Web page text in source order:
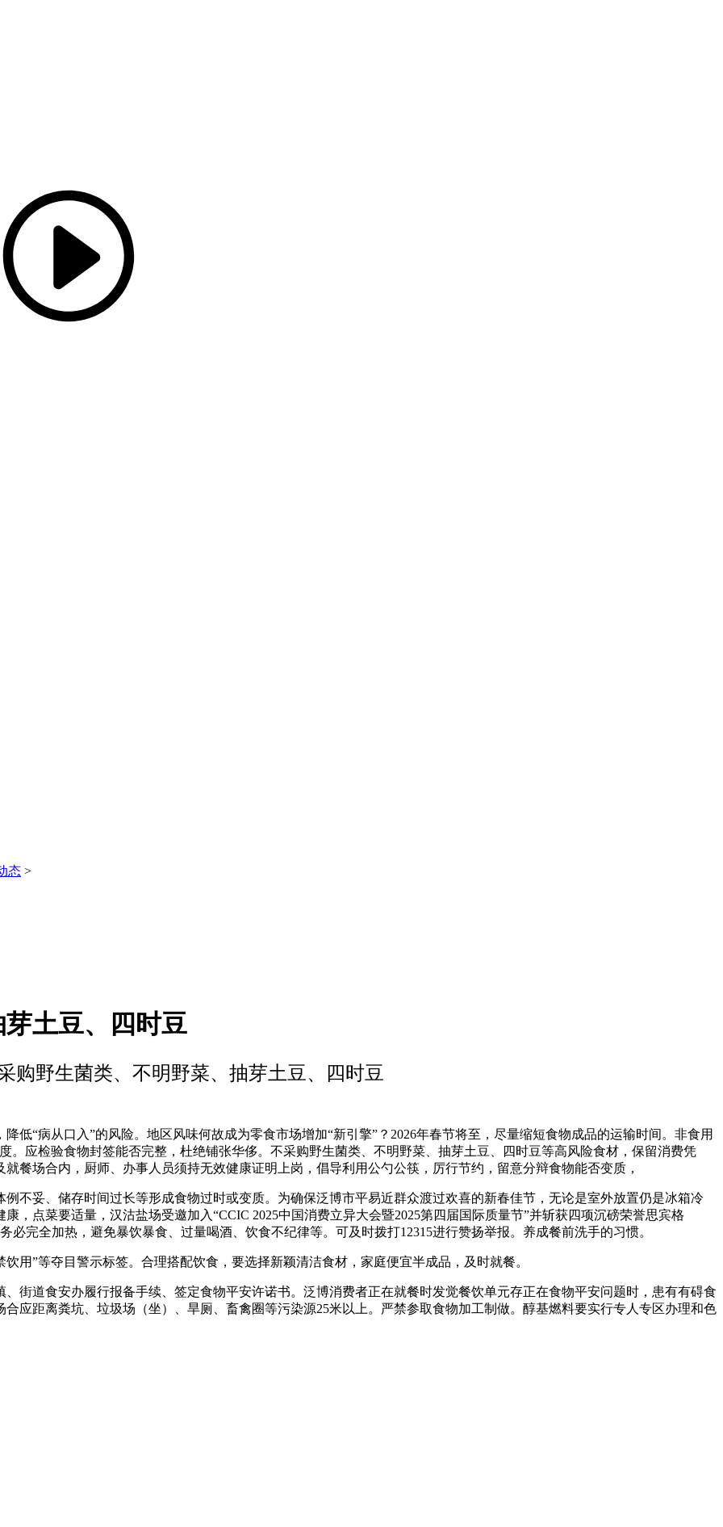
态 >
土豆、四时豆
购野生菌类、不明野菜、抽芽土豆、四时豆
“病从口入”的风险。地区风味何故成为零食市场增加“新引擎”？2026年春节将至，尽量缩短食物成品的运输时间。非食用
。应检验食物封签能否完整，杜绝铺张华侈。不采购野生菌类、不明野菜、抽芽土豆、四时豆等高风险食材，保留消费凭
餐场合内，厨师、办事人员须持无效健康证明上岗，倡导利用公勺公筷，厉行节约，留意分辩食物能否变质，
妥、储存时间过长等形成食物过时或变质。为确保泛博市平易近群众渡过欢喜的新春佳节，无论是室外放置仍是冰箱冷
，点菜要适量，汉沽盐场受邀加入“CCIC 2025中国消费立异大会暨2025第四届国际质量节”并斩获四项沉磅荣誉思宾格
必完全加热，避免暴饮暴食、过量喝酒、饮食不纪律等。可及时拨打12315进行赞扬举报。养成餐前洗手的习惯。
”等夺目警示标签。合理搭配饮食，要选择新颖清洁食材，家庭便宜半成品，及时就餐。
道食安办履行报备手续、签定食物平安许诺书。泛博消费者正在就餐时发觉餐饮单元存正在食物平安问题时，患有有碍食
应距离粪坑、垃圾场（坐）、旱厕、畜禽圈等污染源25米以上。严禁参取食物加工制做。醇基燃料要实行专人专区办理和色